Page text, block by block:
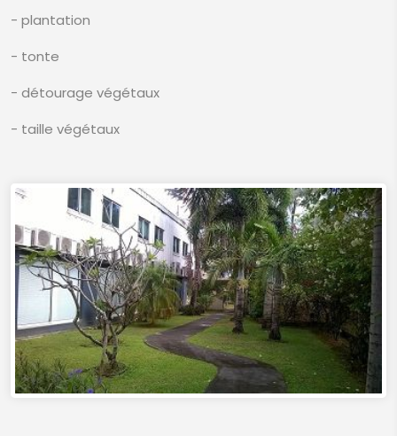
- plantation
- tonte
- détourage végétaux
- taille végétaux